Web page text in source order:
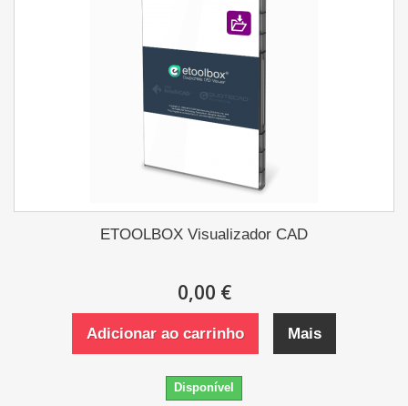
ETOOLBOX Visualizador CAD
0,00 €
Adicionar ao carrinho Mais
Disponível